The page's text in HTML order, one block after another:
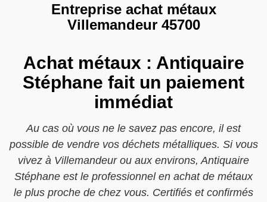
Entreprise achat métaux
Villemandeur 45700
Achat métaux : Antiquaire
Stéphane fait un paiement
immédiat
Au cas où vous ne le savez pas encore, il est
possible de vendre vos déchets métalliques. Si vous
vivez à Villemandeur ou aux environs, Antiquaire
Stéphane est le professionnel en achat de métaux
le plus proche de chez vous. Certifiés et confirmés